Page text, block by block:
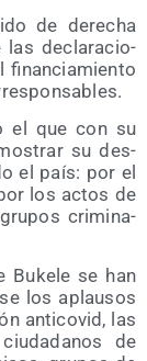
de dere­cha
las decla­ra­cio­
finan­cia­mien­to
el que con su
su des­
el país: por el
los actos de
cri­mi­na­
Buke­le se han
los aplau­sos
anti­co­vid, las
de